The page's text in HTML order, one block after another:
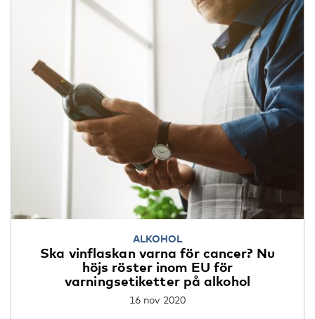
ALKOHOL
Ska vinflaskan varna för cancer? Nu
höjs röster inom EU för
varningsetiketter på alkohol
16 nov 2020